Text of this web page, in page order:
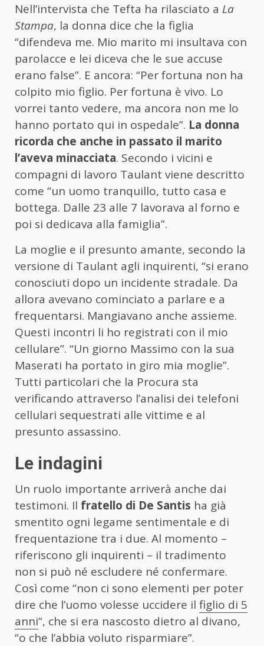
Nell’intervista che Tefta ha rilasciato a La
Stampa, la donna dice che la figlia
“difendeva me. Mio marito mi insultava con
parolacce e lei diceva che le sue accuse
erano false”. E ancora: “Per fortuna non ha
colpito mio figlio. Per fortuna è vivo. Lo
vorrei tanto vedere, ma ancora non me lo
hanno portato qui in ospedale”. La donna
ricorda che anche in passato il marito
l’aveva minacciata. Secondo i vicini e
compagni di lavoro Taulant viene descritto
come “un uomo tranquillo, tutto casa e
bottega. Dalle 23 alle 7 lavorava al forno e
poi si dedicava alla famiglia”.
La moglie e il presunto amante, secondo la
versione di Taulant agli inquirenti, “si erano
conosciuti dopo un incidente stradale. Da
allora avevano cominciato a parlare e a
frequentarsi. Mangiavano anche assieme.
Questi incontri li ho registrati con il mio
cellulare”. “Un giorno Massimo con la sua
Maserati ha portato in giro mia moglie”.
Tutti particolari che la Procura sta
verificando attraverso l’analisi dei telefoni
cellulari sequestrati alle vittime e al
presunto assassino.
Le indagini
Un ruolo importante arriverà anche dai
testimoni. Il fratello di De Santis ha già
smentito ogni legame sentimentale e di
frequentazione tra i due. Al momento –
riferiscono gli inquirenti – il tradimento
non si può né escludere né confermare.
Così come “non ci sono elementi per poter
dire che l’uomo volesse uccidere il figlio di 5
anni“, che si era nascosto dietro al divano,
“o che l’abbia voluto risparmiare”.